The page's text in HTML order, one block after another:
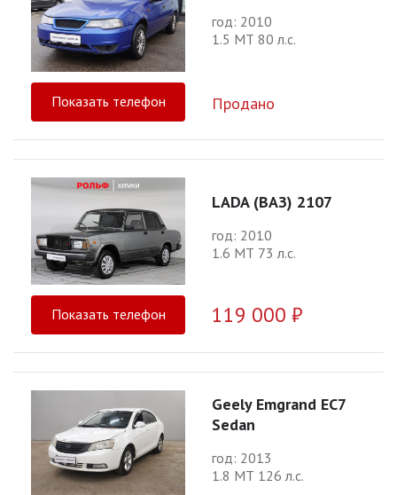
год: 2010
1.5 МТ 80 л.с.
Показать телефон Продано
LADA (ВАЗ) 2107
год: 2010
1.6 МТ 73 л.с.
Показать телефон 119 000 ₽
Geely Emgrand EC7
Sedan
год: 2013
1.8 МТ 126 л.с.